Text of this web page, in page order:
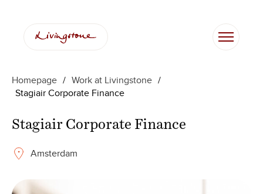
content
Homepage / Work at Livingstone /
Stagiair Corporate Finance
Stagiair Corporate Finance
Amsterdam